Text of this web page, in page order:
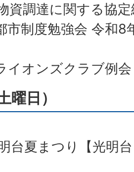
資調達に関する協
市制度勉強会 令和8
イオンズクラブ例
曜日）
台夏まつり【光明